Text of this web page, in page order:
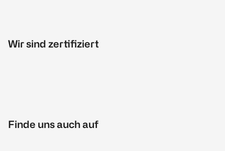
Wir sind zertifiziert
Finde uns auch auf